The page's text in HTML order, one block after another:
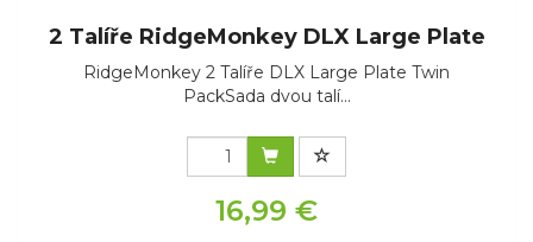
2 Talíře RidgeMonkey DLX Large Plate
RidgeMonkey 2 Talíře DLX Large Plate Twin
PackSada dvou talí...
16,99 €